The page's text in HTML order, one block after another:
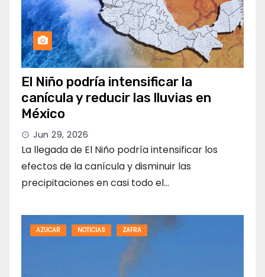
El Niño podría intensificar la
canícula y reducir las lluvias en
México
Jun 29, 2026
La llegada de El Niño podría intensificar los
efectos de la canícula y disminuir las
precipitaciones en casi todo el…
AZUCAR NOTICIAS ZAFRA